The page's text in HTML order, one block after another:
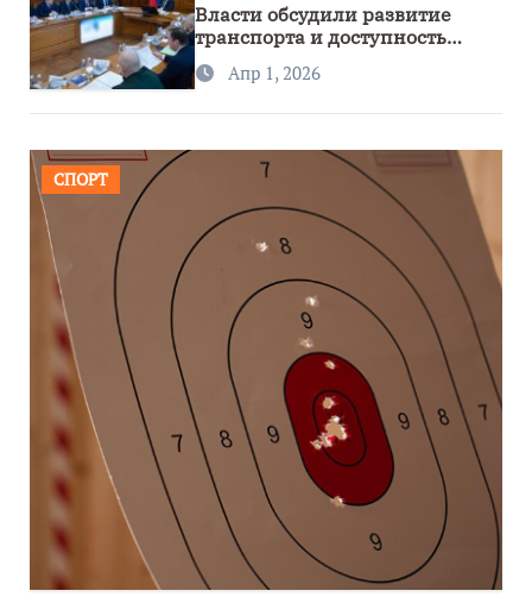
Власти обсудили развитие
транспорта и доступность
региона
Апр 1, 2026
СПОРТ